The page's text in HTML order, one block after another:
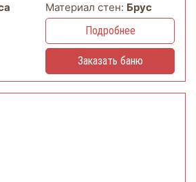
Материал стен: Брус
Подробнее
Заказать баню